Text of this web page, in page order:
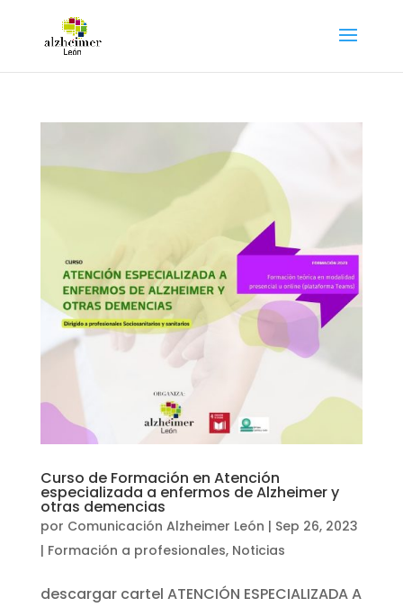
Curso de Formación en Atención
especializada a enfermos de Alzheimer y
otras demencias
por Comunicación Alzheimer León | Sep 26, 2023
| Formación a profesionales, Noticias
descargar cartel ATENCIÓN ESPECIALIZADA A